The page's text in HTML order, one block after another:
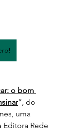
o bom
”, do
uma
Editora Rede